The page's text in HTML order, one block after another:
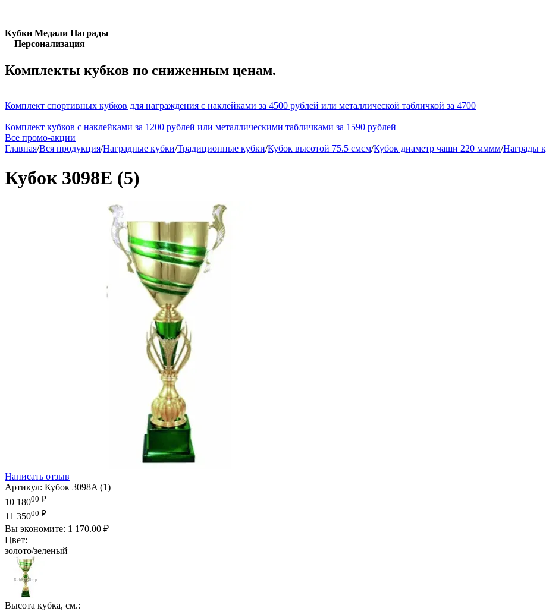
Кубки Медали Награды
Персонализация
Комплекты кубков по сниженным ценам.
Комплект спортивных кубков для награждения с наклейками за 4500 рублей или металлической табличкой за 4700
Комплект кубков с наклейками за 1200 рублей или металлическими табличками за 1590 рублей
Все промо-акции
Главная/Вся продукция/Наградные кубки/Традиционные кубки/Кубок высотой 75.5 смсм/Кубок диаметр чаши 220 мммм/Награды
Кубок 3098E (5)
Написать отзыв
Артикул: Кубок 3098A (1)
10 18000 ₽
11 35000 ₽
Вы экономите: 1 170.00 ₽
Цвет:
золото/зеленый
Высота кубка, см.: